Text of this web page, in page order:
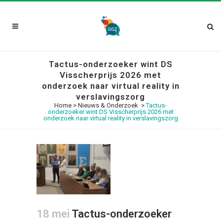
Tactus-onderzoeker wint DS
Visscherprijs 2026 met
onderzoek naar virtual reality in
verslavingszorg
Home > Nieuws & Onderzoek >Tactus-
onderzoeker wint DS Visscherprijs 2026 met
onderzoek naar virtual reality in verslavingszorg
18 mei Tactus-onderzoeker